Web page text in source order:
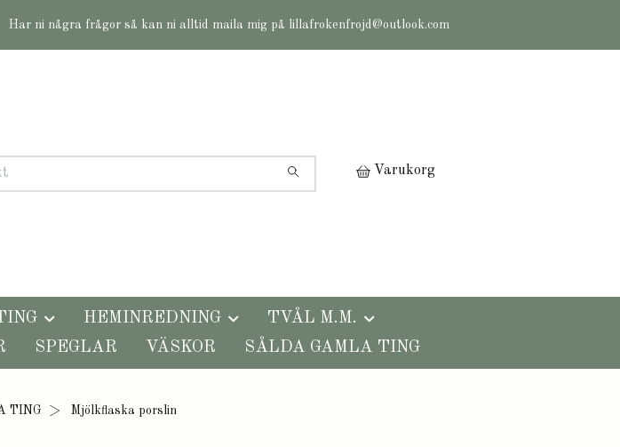
Har ni några frågor så kan ni alltid maila mig på lillafrokenfrojd@outlook.com
Varukorg
HEMINREDNING
TVÅL M.M.
SPEGLAR VÄSKOR SÅLDA GAMLA TING
TING Mjölkflaska porslin